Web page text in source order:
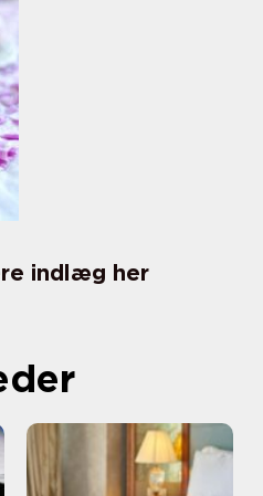
indlæg her